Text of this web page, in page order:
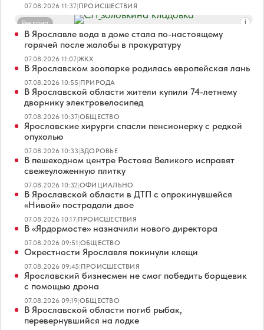
07.08.2026 11:37|ПРОИСШЕСТВИЯ
Реклама
В Ярославле вода в доме стала по-настоящему
горячей после жалобы в прокуратуру
07.08.2026 11:07|ЖКХ
В Ярославском зоопарке родилась европейская лань
07.08.2026 10:55|ПРИРОДА
В Ярославской области жители купили 74-летнему
дворнику электровелосипед
07.08.2026 10:37|ОБЩЕСТВО
Ярославские хирурги спасли пенсионерку с редкой
опухолью
07.08.2026 10:33|ЗДОРОВЬЕ
В пешеходном центре Ростова Великого исправят
свежеуложенную плитку
07.08.2026 10:32|ОФИЦИАЛЬНО
В Ярославской области в ДТП с опрокинувшейся
«Нивой» пострадали двое
07.08.2026 10:17|ПРОИСШЕСТВИЯ
В «Ярдормосте» назначили нового директора
07.08.2026 09:51|ОБЩЕСТВО
Окрестности Ярославля покинули клещи
07.08.2026 09:45|ПРОИСШЕСТВИЯ
Ярославский бизнесмен не смог победить борщевик
с помощью дрона
07.08.2026 09:19|ОБЩЕСТВО
В Ярославской области погиб рыбак,
перевернувшийся на лодке